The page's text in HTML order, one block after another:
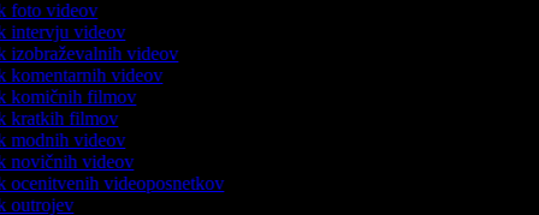
foto videov
intervju videov
izobraževalnih videov
komentarnih videov
komičnih filmov
kratkih filmov
modnih videov
novičnih videov
ocenitvenih videoposnetkov
outrojev